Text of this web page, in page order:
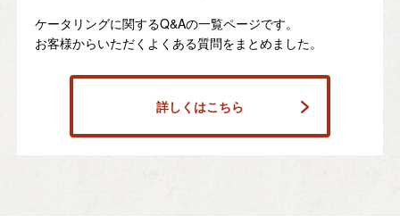
ケータリングに関するQ&Aの一覧ページです。
お客様からいただくよくある質問をまとめました。
詳しくはこちら